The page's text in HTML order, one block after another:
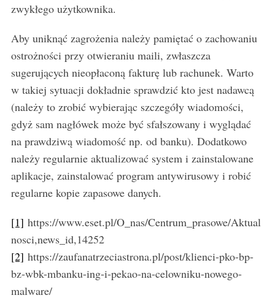
zwykłego użytkownika.
Aby uniknąć zagrożenia należy pamiętać o zachowaniu
ostrożności przy otwieraniu maili, zwłaszcza
sugerujących nieopłaconą fakturę lub rachunek. Warto
w takiej sytuacji dokładnie sprawdzić kto jest nadawcą
(należy to zrobić wybierając szczegóły wiadomości,
gdyż sam nagłówek może być sfałszowany i wyglądać
na prawdziwą wiadomość np. od banku). Dodatkowo
należy regularnie aktualizować system i zainstalowane
aplikacje, zainstalować program antywirusowy i robić
regularne kopie zapasowe danych.
[1] https://www.eset.pl/O_nas/Centrum_prasowe/Aktual
nosci,news_id,14252
[2] https://zaufanatrzeciastrona.pl/post/klienci-pko-bp-
bz-wbk-mbanku-ing-i-pekao-na-celowniku-nowego-
malware/